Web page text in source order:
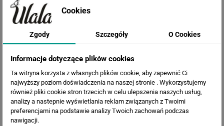
Fototapeta Piłka nożna
Cookies
Zgody Szczegóły O Cookies
Informacje dotyczące plików cookies
Ta witryna korzysta z własnych plików cookie, aby zapewnić Ci
najwyższy poziom doświadczenia na naszej stronie . Wykorzystujemy
również pliki cookie stron trzecich w celu ulepszenia naszych usług,
analizy a nastepnie wyświetlania reklam związanych z Twoimi
preferencjami na podstawie analizy Twoich zachowań podczas
nawigacji.